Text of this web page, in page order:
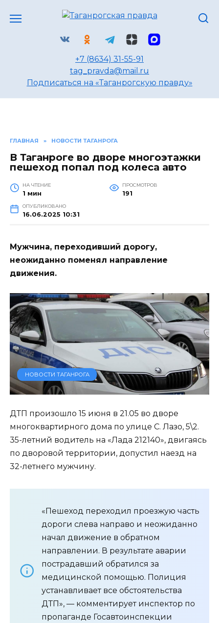
+7 (8634) 31-55-91
tag_pravda@mail.ru
Подписаться на «Таганрогскую правду»
ГЛАВНАЯ » НОВОСТИ ТАГАНРОГА
В Таганроге во дворе многоэтажки
пешеход попал под колеса авто
НА ЧТЕНИЕ
1 мин
ПРОСМОТРОВ
191
ОПУБЛИКОВАНО
16.06.2025 10:31
Мужчина, переходивший дорогу,
неожиданно поменял направление
движения.
НОВОСТИ ТАГАНРОГА
ДТП произошло 15 июня в 21.05 во дворе
многоквартирного дома по улице С. Лазо, 5\2.
35-летний водитель на «Лада 212140», двигаясь
по дворовой территории, допустил наезд на
32-летнего мужчину.
«Пешеход переходил проезжую часть
дороги слева направо и неожиданно
начал движение в обратном
направлении. В результате аварии
пострадавший обратился за
медицинской помощью. Полиция
устанавливает все обстоятельства
ДТП», — комментирует инспектор по
пропаганде Госавтоинспекции